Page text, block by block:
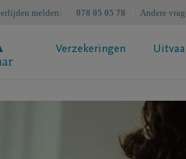
melden: 078 05 05 78 Andere
Verzekeringen
DELA